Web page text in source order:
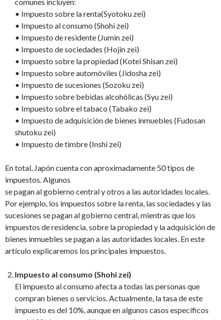
• Impuesto sobre la renta(Syotoku zei)
• Impuesto al consumo (Shohi zei)
• Impuesto de residente (Jumin zei)
• Impuesto de sociedades (Hojin zei)
• Impuesto sobre la propiedad (Kotei Shisan zei)
• Impuesto sobre automóviles (Jidosha zei)
• Impuesto de sucesiones (Sozoku zei)
• Impuesto sobre bebidas alcohólicas (Syu zei)
• Impuesto sobre el tabaco (Tabako zei)
• Impuesto de adquisición de bienes inmuebles (Fudosan
shutoku zei)
• Impuesto de timbre (Inshi zei)
En total, Japón cuenta con aproximadamente 50 tipos de
impuestos. Algunos
se pagan al gobierno central y otros a las autoridades locales.
Por ejemplo, los impuestos sobre la renta, las sociedades y las
sucesiones se pagan al gobierno central, mientras que los
impuestos de residencia, sobre la propiedad y la adquisición de
bienes inmuebles se pagan a las autoridades locales. En este
artículo explicaremos los principales impuestos.
Impuesto al consumo (Shohi zei)
El impuesto al consumo afecta a todas las personas que
compran bienes o servicios. Actualmente, la tasa de este
impuesto es del 10%, aunque en algunos casos específicos